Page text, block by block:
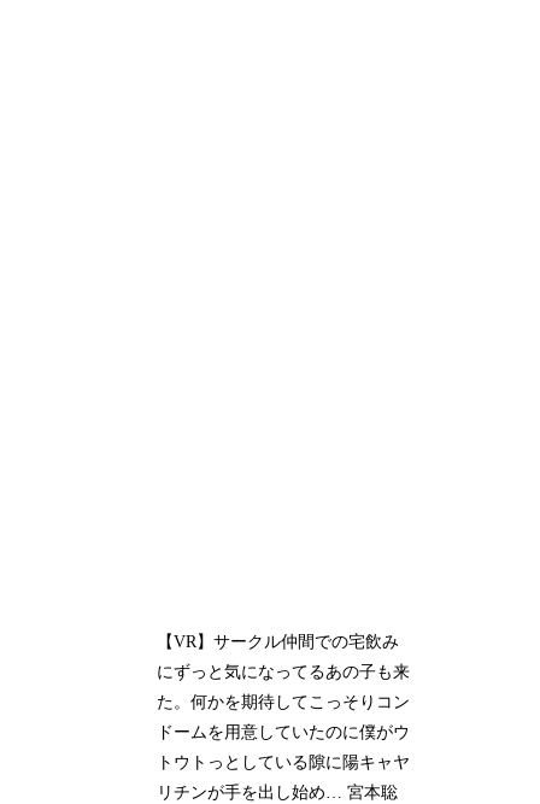
【VR】サークル仲間での宅飲み
にずっと気になってるあの子も来
た。何かを期待してこっそりコン
ドームを用意していたのに僕がウ
トウトっとしている隙に陽キャヤ
リチンが手を出し始め… 宮本聡